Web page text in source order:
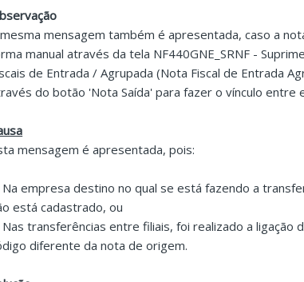
mensagem também é apresentada, caso a
manual através da tela NF440GNE_SRNF -
de Entrada / Agrupada (Nota Fiscal de Entrada
do botão 'Nota Saída' para fazer o vínculo entre
mensagem é apresentada, pois:
Na empresa destino no qual se está fazendo a
está cadastrado, ou
Nas transferências entre filiais, foi realizado a
diferente da nota de origem.